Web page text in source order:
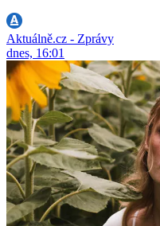
Aktuálně.cz - Zprávy
dnes, 16:01